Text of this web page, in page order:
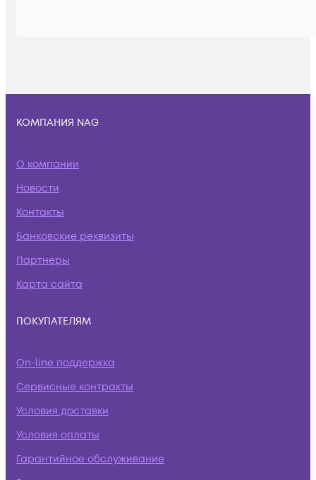
КОМПАНИЯ NAG
О компании
Новости
Контакты
Банковские реквизиты
Партнеры
Карта сайта
ПОКУПАТЕЛЯМ
On-line поддержка
Сервисные контракты
Условия доставки
Условия оплаты
Гарантийное обслуживание